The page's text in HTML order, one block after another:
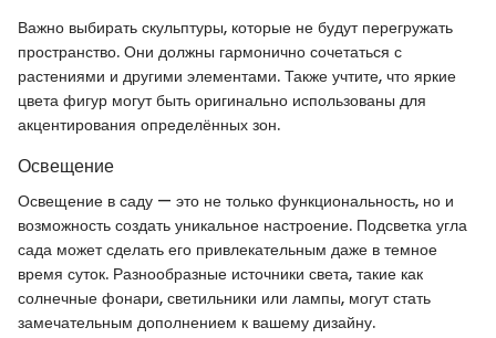
Важно выбирать скульптуры, которые не будут перегружать
пространство. Они должны гармонично сочетаться с
растениями и другими элементами. Также учтите, что яркие
цвета фигур могут быть оригинально использованы для
акцентирования определённых зон.
Освещение
Освещение в саду — это не только функциональность, но и
возможность создать уникальное настроение. Подсветка угла
сада может сделать его привлекательным даже в темное
время суток. Разнообразные источники света, такие как
солнечные фонари, светильники или лампы, могут стать
замечательным дополнением к вашему дизайну.